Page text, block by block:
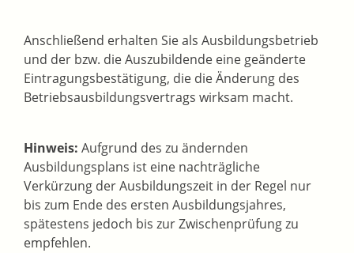
Anschließend erhalten Sie als Ausbildungsbetrieb
und der bzw. die Auszubildende eine geänderte
Eintragungsbestätigung, die die Änderung des
Betriebsausbildungsvertrags wirksam macht.
Hinweis: Aufgrund des zu ändernden
Ausbildungsplans ist eine nachträgliche
Verkürzung der Ausbildungszeit in der Regel nur
bis zum Ende des ersten Ausbildungsjahres,
spätestens jedoch bis zur Zwischenprüfung zu
empfehlen.